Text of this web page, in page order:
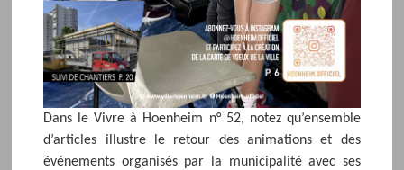
Dans le Vivre à Hoenheim n° 52, notez qu’ensemble
d’articles illustre le retour des animations et des
événements organisés par la municipalité avec ses